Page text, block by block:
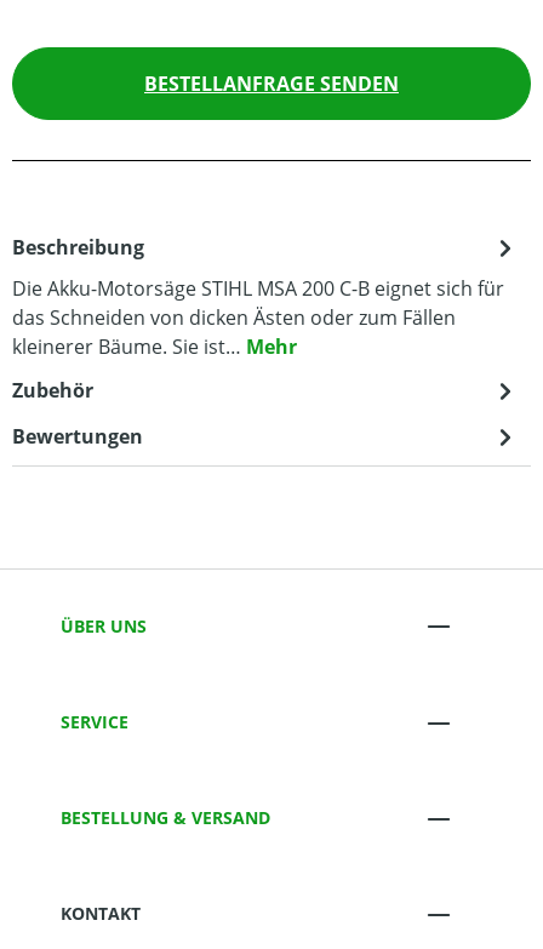
BESTELLANFRAGE SENDEN
Beschreibung
Die Akku-Motorsäge STIHL MSA 200 C-B eignet sich für
das Schneiden von dicken Ästen oder zum Fällen
kleinerer Bäume. Sie ist… Mehr
Zubehör
Bewertungen
ÜBER UNS
SERVICE
BESTELLUNG & VERSAND
KONTAKT